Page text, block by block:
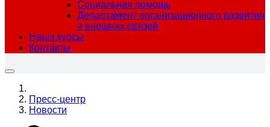
Социальная помощь
Департамент организационного развития
и внешних связей
Наши курсы
Контакты
Пресс-центр
Новости